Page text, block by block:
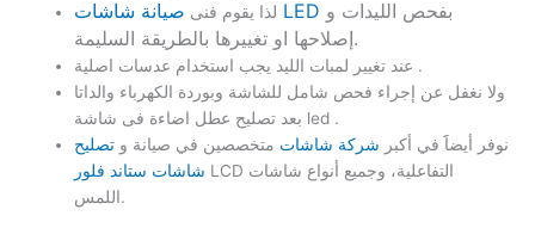
لذا يقوم فنى صيانة شاشات LED
إصلاحها او تغييرها بالطريقة السليمة.
عند تغيير لمبات الليد يجب استخدام عدسات اصلية .
ولا نغفل عن إجراء فحص شامل للشاشة وبوردة الكهرباء والداتا
بعد تصليح عطل اضاءة فى شاشة led .
نوفر أيضاََ في أكبر شركة شاشات متخصصين في صيانة و تصليح
شاشات ستاند فلور LCD التفاعلية، وجميع أنواع شاشات
اللمس.